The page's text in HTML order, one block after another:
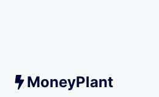
MoneyPlant